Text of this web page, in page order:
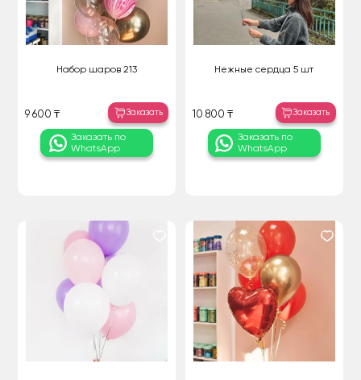
Набор шаров 213
9 600 ₸ Заказать
Заказать по
WhatsApp
Нежные сердца 5 шт
10 800 ₸ Заказать
Заказать по
WhatsApp